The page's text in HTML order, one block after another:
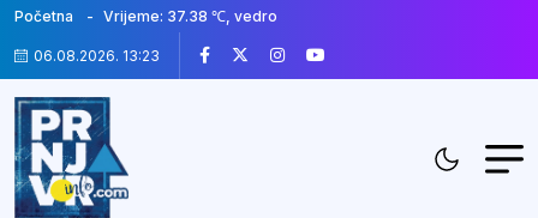
Početna Vrijeme: 37.38 ℃, vedro
06.08.2026. 13:23